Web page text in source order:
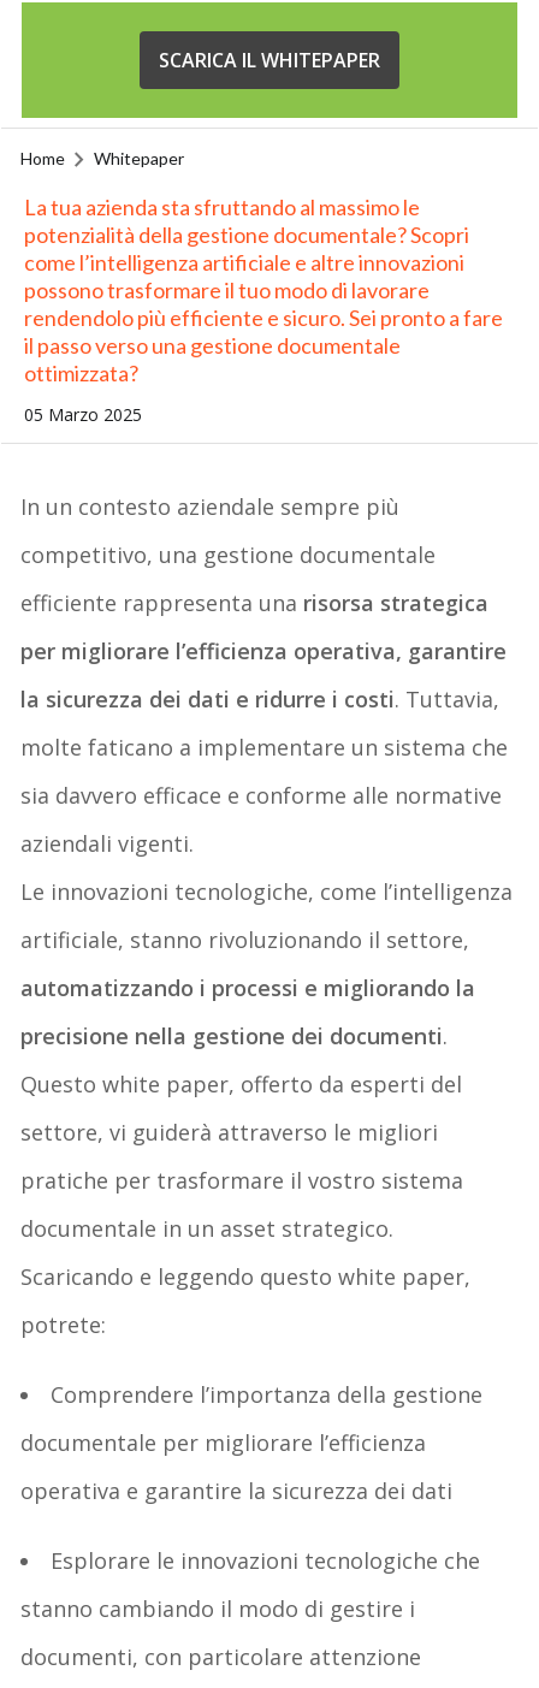
SCARICA IL WHITEPAPER
Home Whitepaper
La tua azienda sta sfruttando al massimo le
potenzialità della gestione documentale? Scopri
come l’intelligenza artificiale e altre innovazioni
possono trasformare il tuo modo di lavorare
rendendolo più efficiente e sicuro. Sei pronto a fare
il passo verso una gestione documentale
ottimizzata?
05 Marzo 2025
In un contesto aziendale sempre più
competitivo, una gestione documentale
efficiente rappresenta una risorsa strategica
per migliorare l’efficienza operativa, garantire
la sicurezza dei dati e ridurre i costi. Tuttavia,
molte faticano a implementare un sistema che
sia davvero efficace e conforme alle normative
aziendali vigenti.
Le innovazioni tecnologiche, come l’intelligenza
artificiale, stanno rivoluzionando il settore,
automatizzando i processi e migliorando la
precisione nella gestione dei documenti.
Questo white paper, offerto da esperti del
settore, vi guiderà attraverso le migliori
pratiche per trasformare il vostro sistema
documentale in un asset strategico.
Scaricando e leggendo questo white paper,
potrete:
Comprendere l’importanza della gestione
documentale per migliorare l’efficienza
operativa e garantire la sicurezza dei dati
Esplorare le innovazioni tecnologiche che
stanno cambiando il modo di gestire i
documenti, con particolare attenzione